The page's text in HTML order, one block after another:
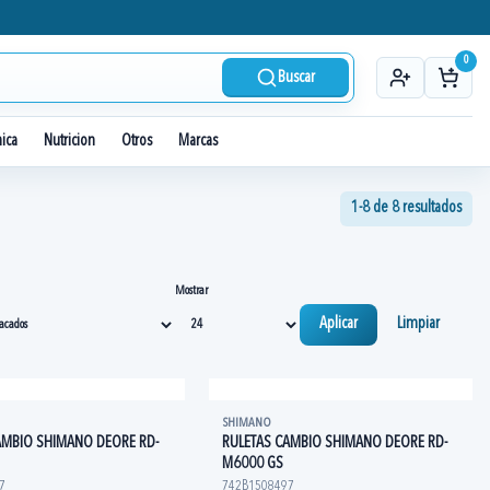
Buscar
0
Nutricion Otros Marcas
1-8 de 8 resultados
Mostrar
Aplicar Limpiar
SHIMANO DEORE RD-
SHIMANO
RULETAS CAMBIO SHIMANO DEORE RD-
M6000 GS
742B1508497